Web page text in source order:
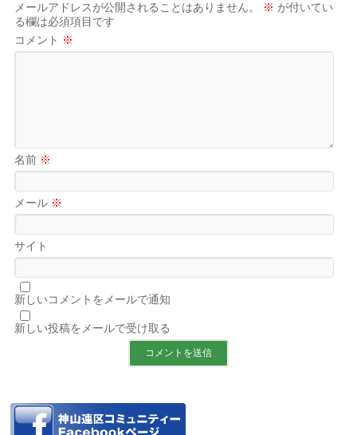
メールアドレスが公開されることはありません。 ※ が付いてい
る欄は必須項目です
コメント ※
名前 ※
メール ※
サイト
新しいコメントをメールで通知
新しい投稿をメールで受け取る